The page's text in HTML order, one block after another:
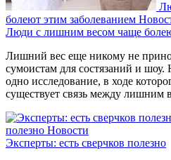
болеют этим заболеванием
Люди с лишним весом чаще
Лишний вес еще никому не
сумоистам для состязаний и
одно исследование, в ходе
существует связь между лишним
полезно Новости
Эксперты: есть сверчков полезно